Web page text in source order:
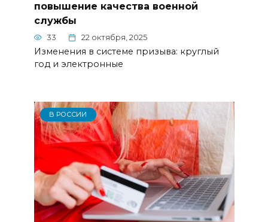
повышение качества военной
службы
33 22 октября, 2025
Изменения в системе призыва: круглый
год и электронные
В РОССИИ